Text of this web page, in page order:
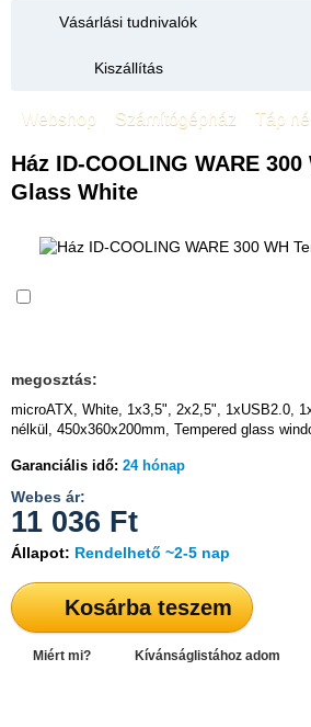
Vásárlási tudnivalók
Kiszállítás
Webshop Számítógépház Táp
Ház ID-COOLING WARE 300
Glass White
megosztás:
microATX, White, 1x3,5", 2x2,5", 1xUSB2.0,
nélkül, 450x360x200mm, Tempered glass
Garanciális idő: 24 hónap
Webes ár:
11 036 Ft
Állapot: Rendelhető ~2-5 nap
Kosárba teszem
Miért mi? Kívánságlistához adom